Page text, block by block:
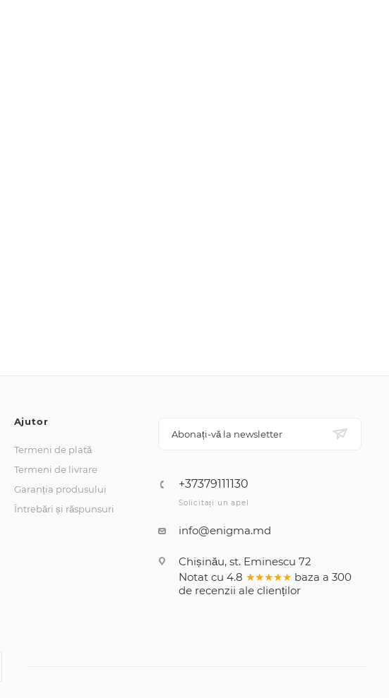
Ajutor
Termeni de plată
Termeni de livrare
Garanția produsului
Întrebări și răspunsuri
Abonați-vă la newsletter
+37379111130
Solicitați un apel
info@enigma.md
Chișinău, st. Eminescu 72
Notat cu 4.8 ★★★★★ baza a 300
de recenzii ale clienților